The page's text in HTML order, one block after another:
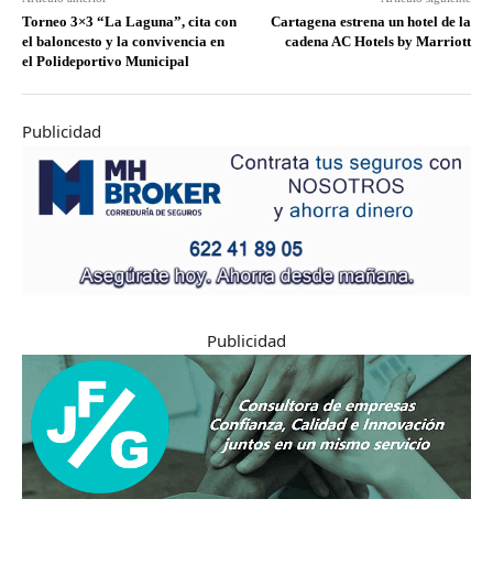
Torneo 3×3 “La Laguna”, cita con
el baloncesto y la convivencia en
el Polideportivo Municipal
Cartagena estrena un hotel de la
cadena AC Hotels by Marriott
Publicidad
Publicidad